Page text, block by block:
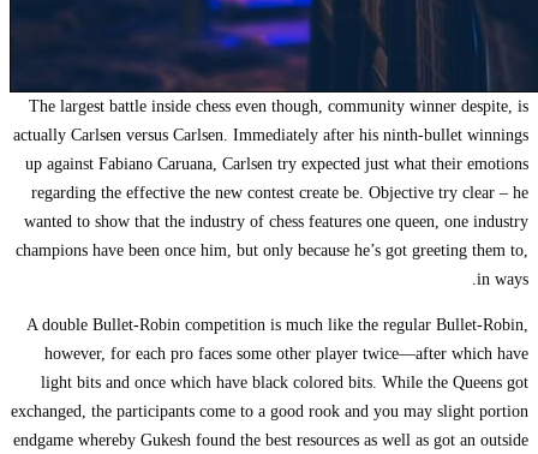
The largest battle inside chess even though, community winner despite, is
actually Carlsen versus Carlsen. Immediately after his ninth-bullet winnings
up against Fabiano Caruana, Carlsen try expected just what their emotions
regarding the effective the new contest create be. Objective try clear – he
wanted to show that the industry of chess features one queen, one industry
champions have been once him, but only because he’s got greeting them to,
in ways.
A double Bullet-Robin competition is much like the regular Bullet-Robin,
however, for each pro faces some other player twice—after which have
light bits and once which have black colored bits. While the Queens got
exchanged, the participants come to a good rook and you may slight portion
endgame whereby Gukesh found the best resources as well as got an outside